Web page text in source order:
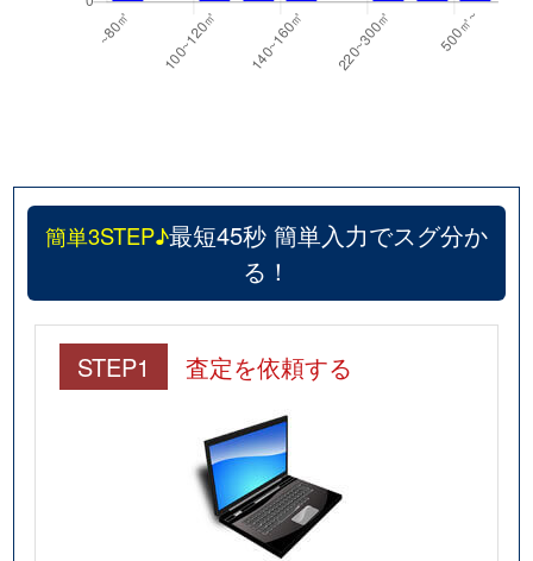
簡単3STEP♪最短45秒 簡単入力でスグ分か
る！
STEP1 査定を依頼する